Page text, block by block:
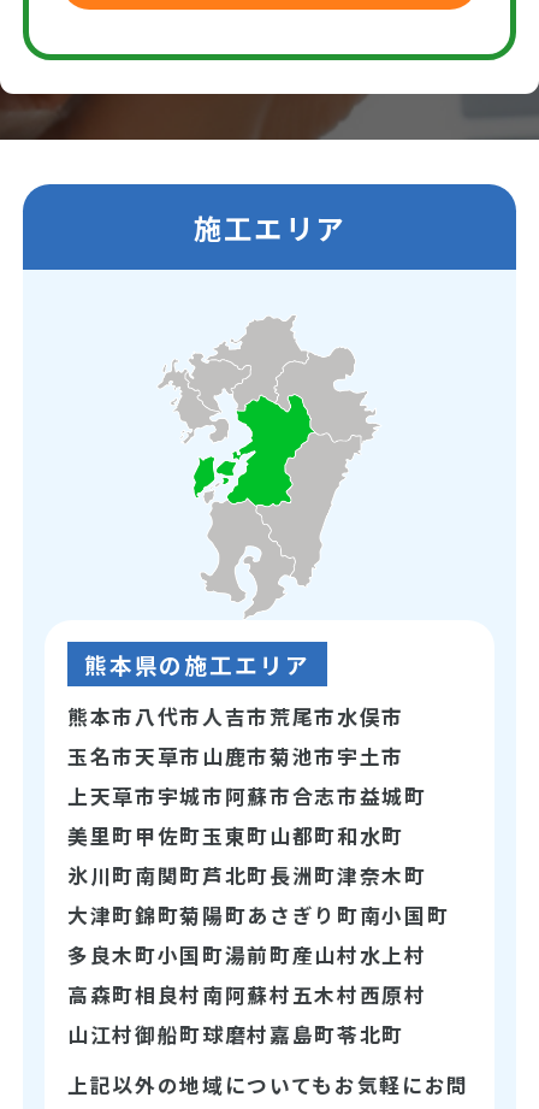
施工エリア
熊本県の施工エリア
熊本市八代市人吉市荒尾市水俣市
玉名市天草市 山鹿市菊池市宇土市
上天草市宇城市阿蘇市合志市益城町
美里町甲佐町玉東町山都町和水町
氷川町南関町芦北町長洲町津奈木町
大津町錦町菊陽町あさぎり町南小国町
多良木町小国町湯前町産山村水上村
高森町相良村南阿蘇村五木村西原村
山江村御船町球磨村嘉島町苓北町
上記以外の地域についてもお気軽にお問